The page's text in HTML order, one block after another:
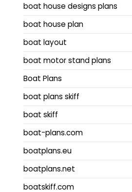
boat house designs plans
boat house plan
boat layout
boat motor stand plans
Boat Plans
boat plans skiff
boat skiff
boat-plans.com
boatplans.eu
boatplans.net
boatskiff.com